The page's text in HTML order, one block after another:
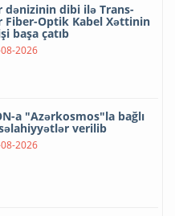
dənizinin dibi ilə Trans-
Fiber-Optik Kabel Xəttinin
başa çatıb
2026
a "Azərkosmos"la bağlı
verilib
2026